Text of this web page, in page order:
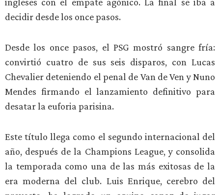
ingleses con el empate agónico. La final se iba a
decidir desde los once pasos.
Desde los once pasos, el PSG mostró sangre fría:
convirtió cuatro de sus seis disparos, con Lucas
Chevalier deteniendo el penal de Van de Ven y Nuno
Mendes firmando el lanzamiento definitivo para
desatar la euforia parisina.
Este título llega como el segundo internacional del
año, después de la Champions League, y consolida
la temporada como una de las más exitosas de la
era moderna del club. Luis Enrique, cerebro del